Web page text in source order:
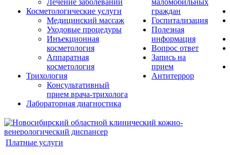
Лечение заболеваний
Косметологические услуги
Медицинский массаж
Уходовые процедуры
Инъекционная
косметология
Аппаратная
косметология
Трихология
Консультативный
прием врача-трихолога
Лабораторная диагностика
маломобильных
граждан
Госпитализация
Полезная
информация
Вопрос ответ
Запись на
прием
Антитеррор
Платные услуги